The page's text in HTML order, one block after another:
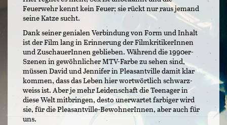
Feuerwehr kennt kein Feuer; sie rückt nur raus jemand
seine Katze sucht.
Dank seiner genialen Verbindung von Form und Inhalt
ist der Film lang in Erinnerung der FilmkritikerInnen
und ZuschauerInnen geblieben. Während die 1990er-
Szenen in gewöhnlicher MTV-Farbe zu sehen sind,
müssen David und Jennifer in Pleasantville damit klar
kommen, dass das Leben hier wortwörtlich schwarz-
weiss ist. Aber je mehr Leidenschaft die Teenager in
diese Welt mitbringen, desto unerwartet farbiger wird
sie, für die Pleasantville-BewohnerInnen, aber auch für
uns.